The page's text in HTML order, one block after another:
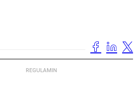
REGULAMIN